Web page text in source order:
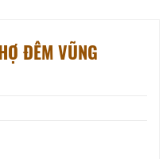
ĐÊM VŨNG